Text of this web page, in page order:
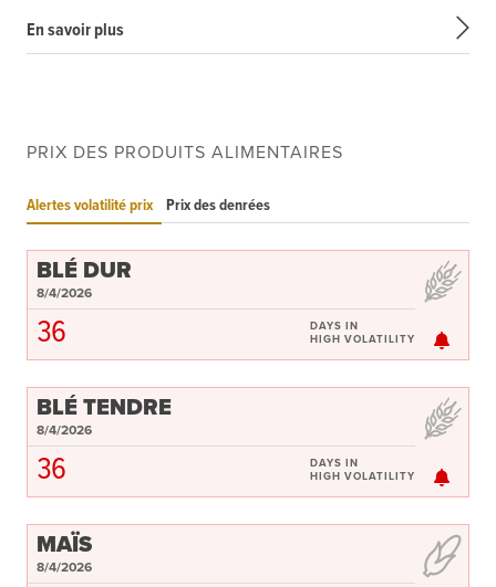
En savoir plus
PRIX DES PRODUITS ALIMENTAIRES
Alertes volatilité prix Prix des denrées
BLÉ DUR
8/4/2026
36
DAYS IN
HIGH VOLATILITY
BLÉ TENDRE
8/4/2026
36
DAYS IN
HIGH VOLATILITY
MAÏS
8/4/2026